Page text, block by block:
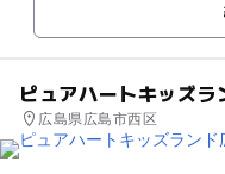
ピュアハートキッズ
広島県広島市西区